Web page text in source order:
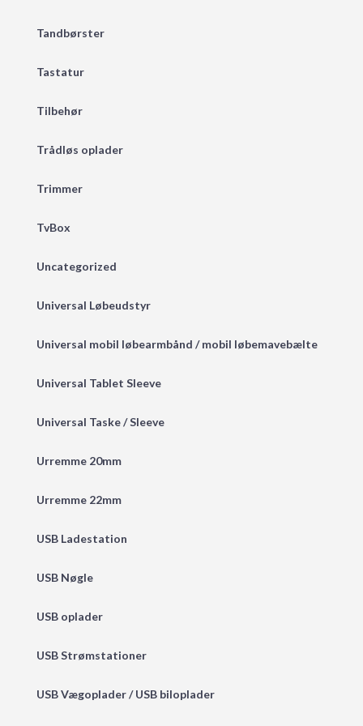
Tandbørster
Tastatur
Tilbehør
Trådløs oplader
Trimmer
TvBox
Uncategorized
Universal Løbeudstyr
Universal mobil løbearmbånd / mobil løbemavebælte
Universal Tablet Sleeve
Universal Taske / Sleeve
Urremme 20mm
Urremme 22mm
USB Ladestation
USB Nøgle
USB oplader
USB Strømstationer
USB Vægoplader / USB biloplader